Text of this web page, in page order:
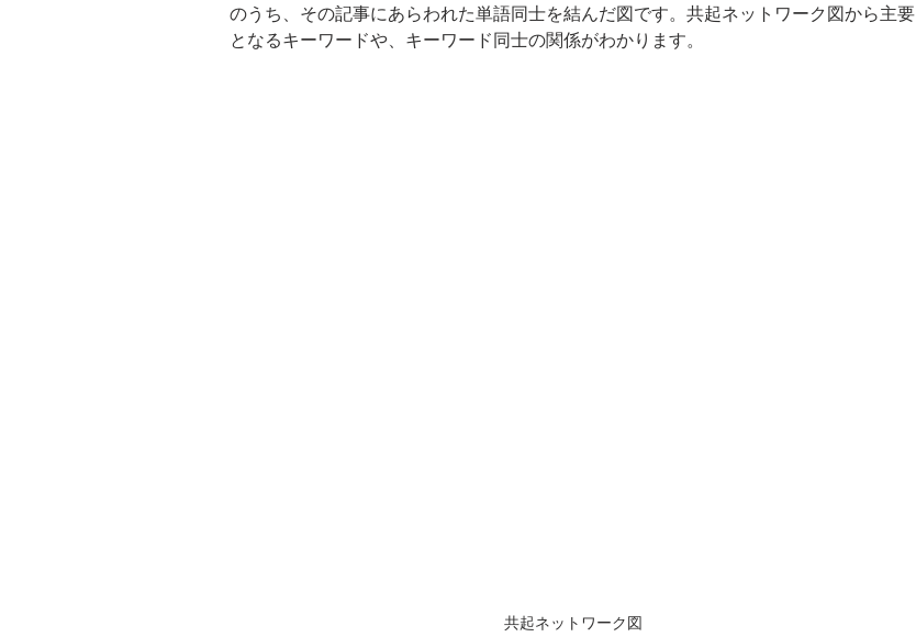
のうち、その記事にあらわれた単語同士を結んだ図です。共起ネットワーク図から主要
となるキーワードや、キーワード同士の関係がわかります。
共起ネットワーク図